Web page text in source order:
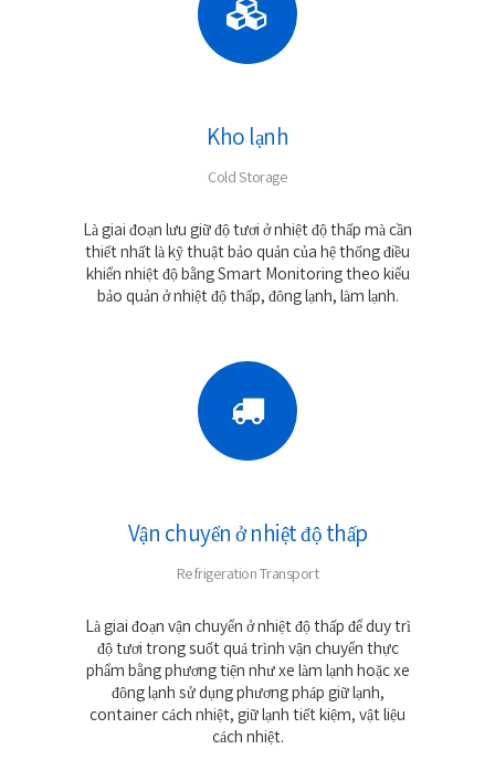
Kho lạnh
Cold Storage
Là giai đoạn lưu giữ độ tươi ở nhiệt độ thấp mà cần
thiết nhất là kỹ thuật bảo quản của hệ thống điều
khiển nhiệt độ bằng Smart Monitoring theo kiểu
bảo quản ở nhiệt độ thấp, đông lạnh, làm lạnh.
Vận chuyển ở nhiệt độ thấp
Refrigeration Transport
Là giai đoạn vận chuyển ở nhiệt độ thấp để duy trì
độ tươi trong suốt quá trình vận chuyển thực
phẩm bằng phương tiện như xe làm lạnh hoặc xe
đông lạnh sử dụng phương pháp giữ lạnh,
container cách nhiệt, giữ lạnh tiết kiệm, vật liệu
cách nhiệt.